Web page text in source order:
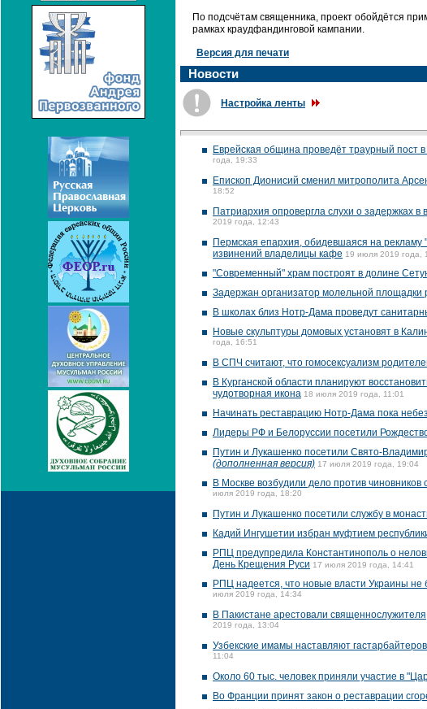
По подсчётам священника, проект обойдётся
рамках краудфандинговой кампании.
Версия для печати
Новости
Настройка ленты
Еврейская община проведёт траурный пост
года, 19:33
Епископ Дионисий сменил митрополита
18:52
Патриархия опровергла слухи о задержках
2019 года, 12:43
Пермская епархия, обидевшаяся на
извинений владелицы кафе 19 июля 2019 года,
"Современный" храм построят в долине
Задержан организатор молельной площадки
В школах близ Нотр-Дама проведут
Новые скульптуры домовых установят в
года, 16:51
В СПЧ считают, что гомосексуализм
В Курганской области планируют
чудотворная икона 18 июля 2019 года, 11:01
Начинать реставрацию Нотр-Дама пока
Лидеры РФ и Белоруссии посетили
Путин и Лукашенко посетили Свято-
(дополненная версия) 17 июля 2019 года, 19:04
В Москве возбудили дело против
июля 2019 года, 18:20
Путин и Лукашенко посетили службу в
Кадий Ингушетии избран муфтием
РПЦ предупредила Константинополь о
День Крещения Руси 17 июля 2019 года, 14:41
РПЦ надеется, что новые власти Украины
июля 2019 года, 14:34
В Пакистане арестовали
2019 года, 13:04
Узбекские имамы наставляют
11:04
Около 60 тыс. человек приняли участие в
Во Франции принят закон о реставрации